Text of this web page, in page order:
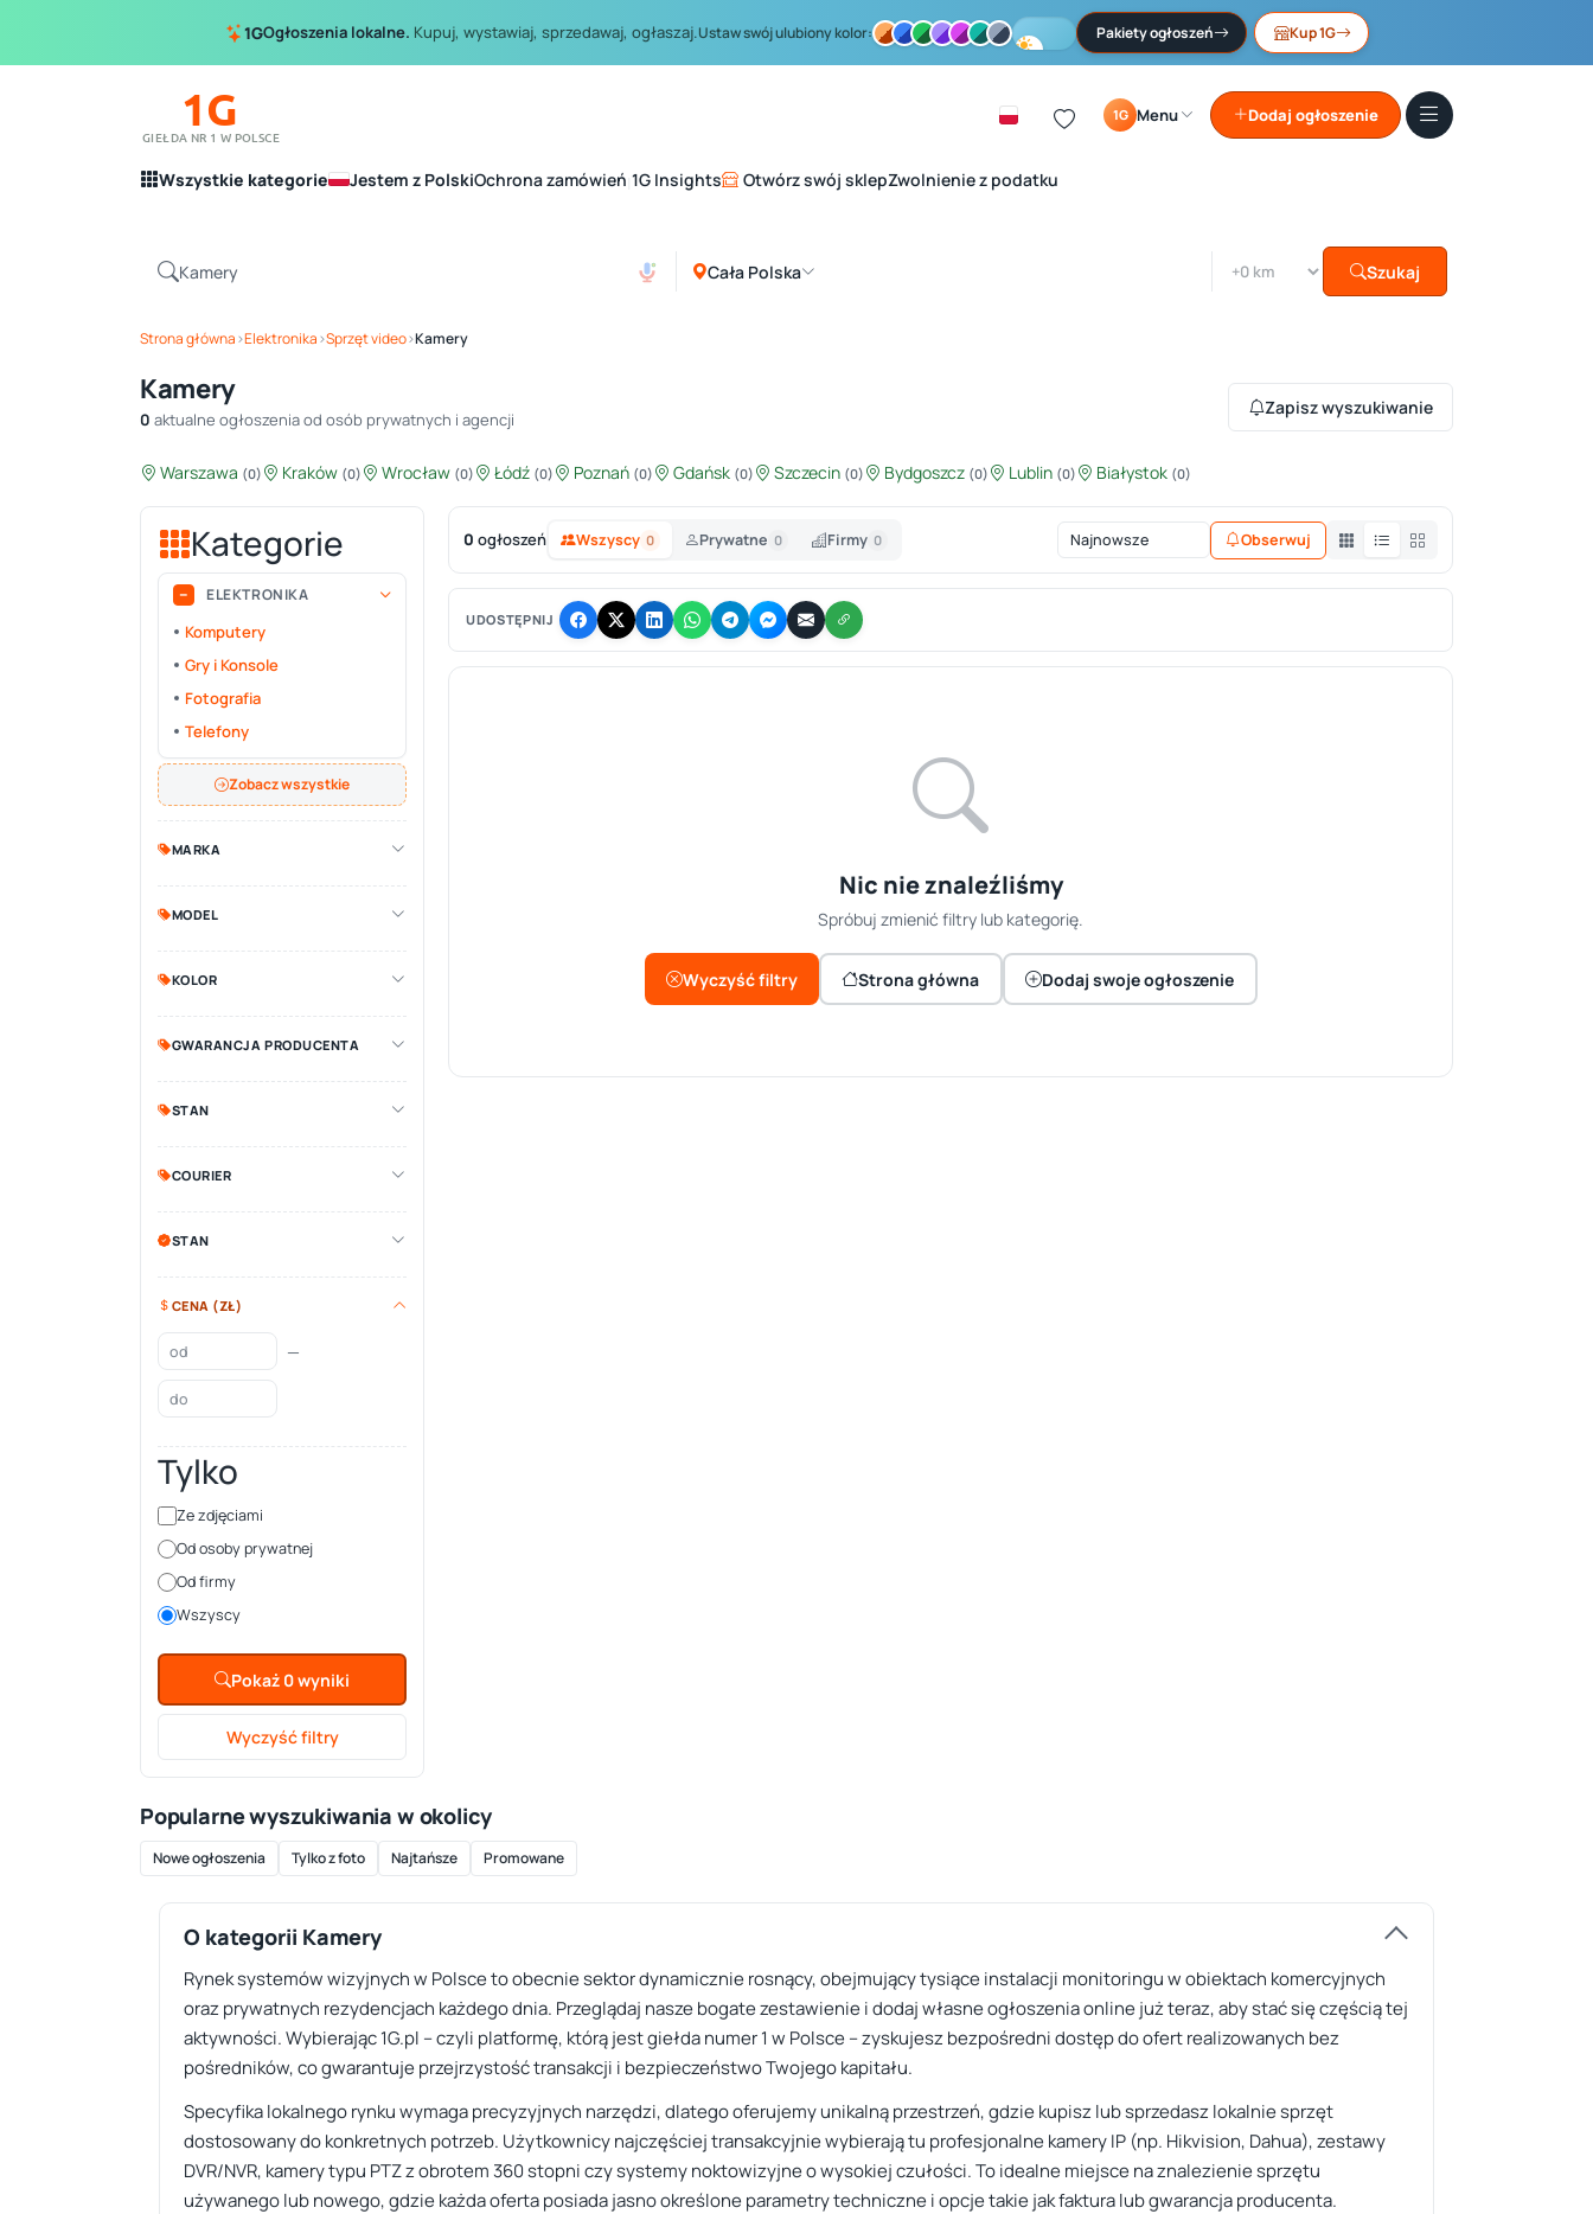
1GOgłoszenia lokalne. Kupuj, wystawiaj, sprzedawaj, ogłaszaj.Ustaw swój ulubiony kolor: Pakiety ogłoszeń Kup 1G
1G
GIEŁDA NR 1 W POLSCE
1G Menu Dodaj ogłoszenie
Wszystkie kategorie Jestem z PolskiOchrona zamówień 1G Insights Otwórz swój sklepZwolnienie z podatku
Cała Polska Szukaj
Strona główna›Elektronika›Sprzęt video›Kamery
Kamery
0 aktualne ogłoszenia od osób prywatnych i agencji
Zapisz wyszukiwanie
Warszawa (0) Kraków (0) Wrocław (0) Łódź (0) Poznań (0) Gdańsk (0) Szczecin (0) Bydgoszcz (0) Lublin (0) Białystok (0)
Kategorie
ELEKTRONIKA
Komputery
Gry i Konsole
Fotografia
Telefony
Zobacz wszystkie
MARKA
MODEL
KOLOR
GWARANCJA PRODUCENTA
STAN
COURIER
STAN
CENA (ZŁ)
—
Tylko
Ze zdjęciami
Od osoby prywatnej
Od firmy
Wszyscy
Pokaż 0 wyniki
Wyczyść filtry
0 ogłoszeń Wszyscy 0 Prywatne 0 Firmy 0 Obserwuj
UDOSTĘPNIJ
Nic nie znaleźliśmy
Spróbuj zmienić filtry lub kategorię.
Wyczyść filtry Strona główna Dodaj swoje ogłoszenie
Popularne wyszukiwania w okolicy
Nowe ogłoszenia Tylko z foto Najtańsze Promowane
O kategorii Kamery
Rynek systemów wizyjnych w Polsce to obecnie sektor dynamicznie rosnący, obejmujący tysiące instalacji monitoringu w obiektach komercyjnych
oraz prywatnych rezydencjach każdego dnia. Przeglądaj nasze bogate zestawienie i dodaj własne ogłoszenia online już teraz, aby stać się częścią tej
aktywności. Wybierając 1G.pl – czyli platformę, którą jest giełda numer 1 w Polsce – zyskujesz bezpośredni dostęp do ofert realizowanych bez
pośredników, co gwarantuje przejrzystość transakcji i bezpieczeństwo Twojego kapitału.
Specyfika lokalnego rynku wymaga precyzyjnych narzędzi, dlatego oferujemy unikalną przestrzeń, gdzie kupisz lub sprzedasz lokalnie sprzęt
dostosowany do konkretnych potrzeb. Użytkownicy najczęściej transakcyjnie wybierają tu profesjonalne kamery IP (np. Hikvision, Dahua), zestawy
DVR/NVR, kamery typu PTZ z obrotem 360 stopni czy systemy noktowizyjne o wysokiej czułości. To idealne miejsce na znalezienie sprzętu
używanego lub nowego, gdzie każda oferta posiada jasno określone parametry techniczne i opcje takie jak faktura lub gwarancja producenta.